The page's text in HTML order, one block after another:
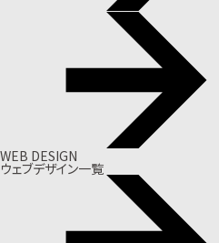
WEB DESIGN
ウェブデザイン一覧